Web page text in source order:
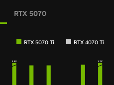
RTX 5070
RTX 5070 Ti RTX 4070 Ti